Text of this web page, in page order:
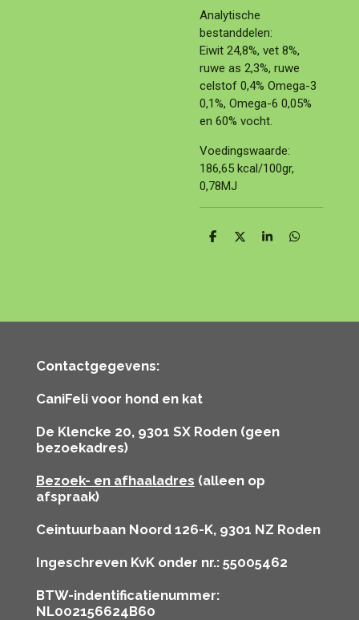
Analytische
bestanddelen:
Eiwit 24,8%, vet 8%,
ruwe as 2,3%, ruwe
celstof 0,4% Omega-3
0,1%, Omega-6 0,05%
en 60% vocht.
Voedingswaarde:
186,65 kcal/100gr,
0,78MJ
D
D
S
D
Contactgegevens:
CaniFeli voor hond en kat
De Klencke 20, 9301 SX Roden (geen
bezoekadres)
Bezoek- en afhaaladres (alleen op
afspraak)
Ceintuurbaan Noord 126-K, 9301 NZ Roden
Ingeschreven KvK onder nr.: 55005462
BTW-indentificatienummer:
NL002156624B60